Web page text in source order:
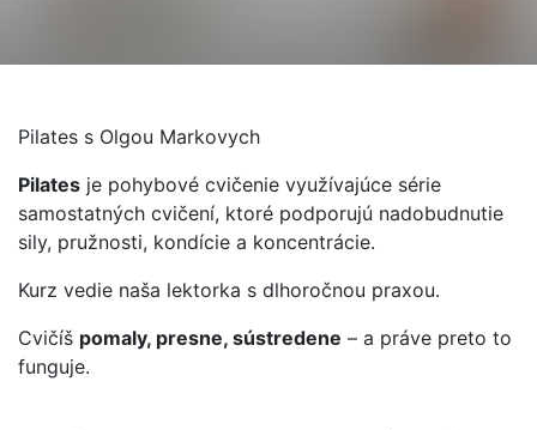
Pilates s Olgou Markovych
Pilates je pohybové cvičenie využívajúce série
samostatných cvičení, ktoré podporujú nadobudnutie
sily, pružnosti, kondície a koncentrácie.
Kurz vedie naša lektorka s dlhoročnou praxou.
Cvičíš pomaly, presne, sústredene – a práve preto to
funguje.